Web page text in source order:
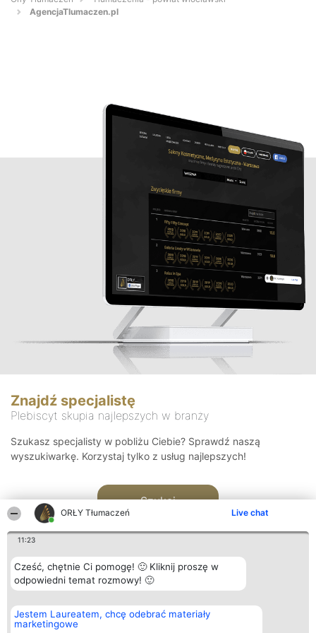
ORŁY Tłumaczeń Live chat
11:23
Cześć, chętnie Ci pomogę! 🙂 Kliknij proszę w
odpowiedni temat rozmowy! 🙂
Jestem Laureatem, chcę odebrać materiały
marketingowe
AgencjaTlumaczen.pl
Znajdź specjalistę
Plebiscyt skupia najlepszych w branży
Szukasz specjalisty w pobliżu Ciebie? Sprawdź naszą
wyszukiwarkę. Korzystaj tylko z usług najlepszych!
Szukaj
Organizator plebiscytu
Bright Side Solutions sp. z o.
o. sp. k.
Plebiscyt
Laureaci
Kontakt
Kontakt